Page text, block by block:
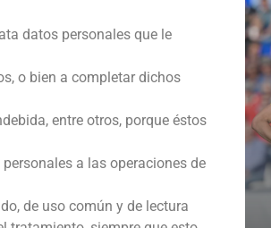
datos personales que le
o bien a completar dichos
entre otros, porque éstos
a las operaciones de
de uso común y de lectura